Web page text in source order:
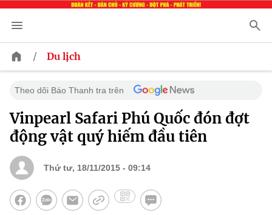
/ Du lịch
Theo dõi Báo Thanh tra trên
Vinpearl Safari Phú Quốc đón đợt
động vật quý hiếm đầu tiên
Thứ tư, 18/11/2015 - 09:14